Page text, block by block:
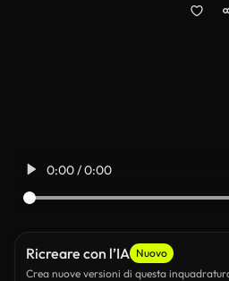
0:00 / 0:00
Ricreare con l’IA Nuovo
Crea nuove versioni di questa